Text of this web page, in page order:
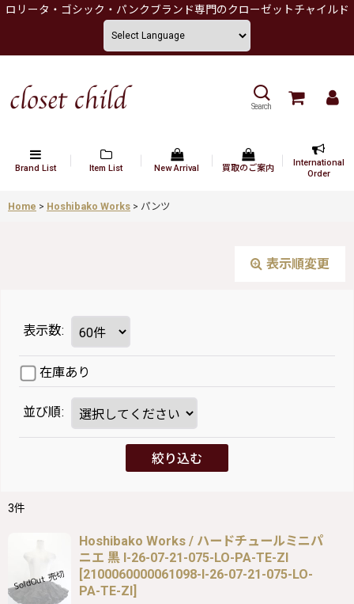
ロリータ・ゴシック・パンクブランド専門のクローゼットチャイルド
Search
Brand List Item List New Arrival 買取のご案内
International
Order
Home > Hoshibako Works > パンツ
表示順変更
表示数:
在庫あり
並び順:
絞り込む
3件
Hoshibako Works / ハードチュールミニパ
ニエ 黒 I-26-07-21-075-LO-PA-TE-ZI
[2100060000061098-I-26-07-21-075-LO-
PA-TE-ZI]